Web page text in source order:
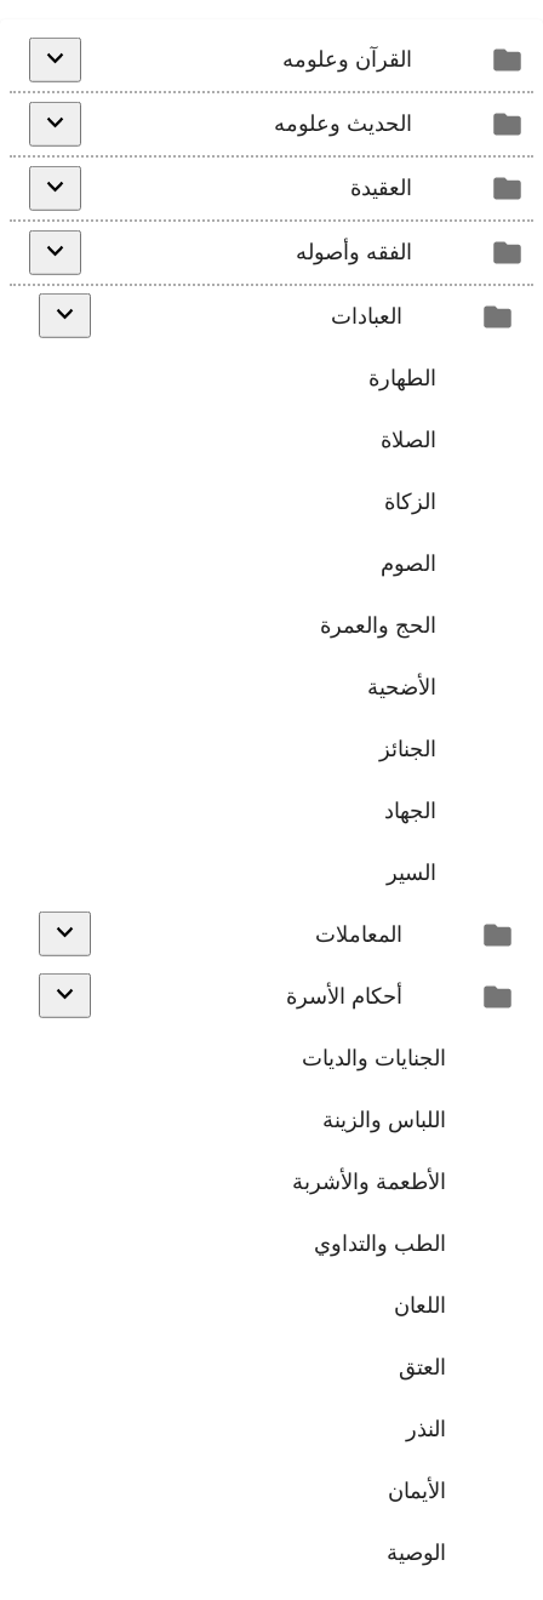
القرآن وعلومه
الحديث وعلومه
العقيدة
الفقه وأصوله
العبادات
الطهارة
الصلاة
الزكاة
الصوم
الحج والعمرة
الأضحية
الجنائز
الجهاد
السير
المعاملات
أحكام الأسرة
الجنايات والديات
اللباس والزينة
الأطعمة والأشربة
الطب والتداوي
اللعان
العتق
النذر
الأيمان
الوصية